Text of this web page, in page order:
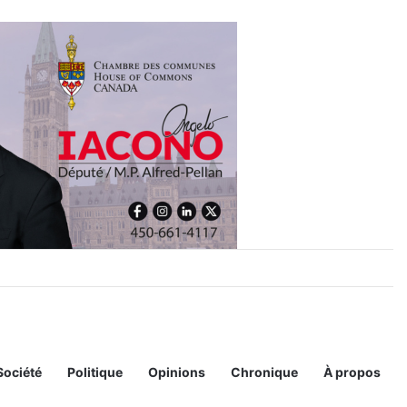
Politique Opinions Chronique À propos